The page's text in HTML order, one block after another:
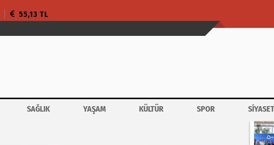
55,13 TL
SAĞLIK YAŞAM KÜLTÜR SPOR SİYASET